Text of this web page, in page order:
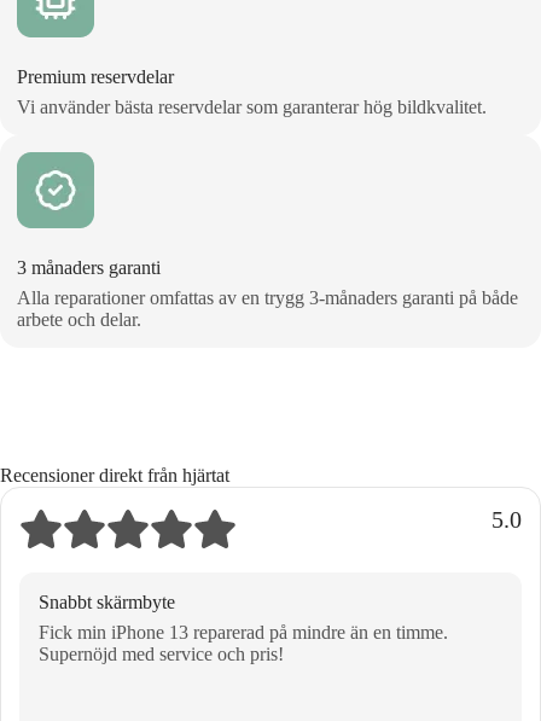
Premium reservdelar
Vi använder bästa reservdelar som garanterar hög bildkvalitet.
3 månaders garanti
Alla reparationer omfattas av en trygg 3‑månaders garanti på både
arbete och delar.
Recensioner direkt från hjärtat
5.0
Snabbt skärmbyte
Fick min iPhone 13 reparerad på mindre än en timme.
Supernöjd med service och pris!